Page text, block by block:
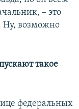
– это
Ну, возможно
такое
федеральных